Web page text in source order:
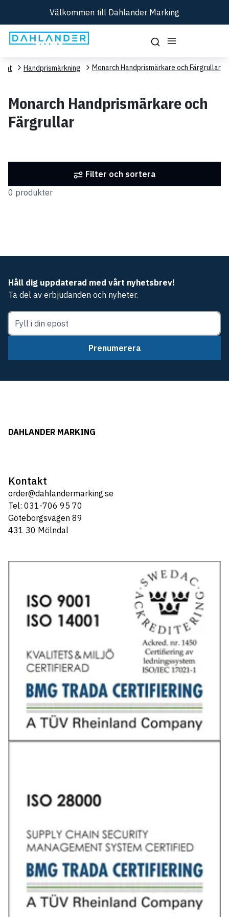
Välkommen till Dahlander Marking
Handprismärkning Monarch Handprismärkare och Färgrullar
Monarch Handprismärkare och
Färgrullar
Filter och sortera
0 produkter
Håll dig uppdaterad med vårt nyhetsbrev!
Ta del av erbjudanden och nyheter.
Prenumerera
DAHLANDER MARKING
Kontakt
order@dahlandermarking.se
Tel: 031-706 95 70
Göteborgsvägen 89
431 30 Mölndal